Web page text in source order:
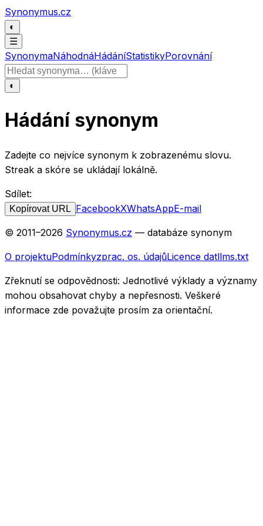
Přeskočit na obsah
Synonymus.cz
◐
☰
SynonymaNáhodnáHádáníStatistikyPorovnání
Hledat slovo
◐
Hádání synonym
Zadejte co nejvíce synonym k zobrazenému slovu.
Streak a skóre se ukládají lokálně.
Sdílet:
Kopírovat URL FacebookXWhatsAppE-mail
© 2011–2026 Synonymus.cz — databáze synonym
O projektuPodmínkyzprac. os. údajůLicence datllms.txt
Zřeknutí se odpovědnosti: Jednotlivé výklady a významy
mohou obsahovat chyby a nepřesnosti. Veškeré
informace zde považujte prosím za orientační.